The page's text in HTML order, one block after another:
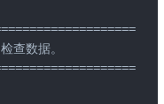
查数据。